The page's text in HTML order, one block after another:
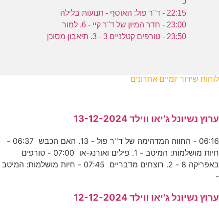
22:15 - ד''ר פול: האוסף - תנועות בלילה
23:00 - חדר המיון של ד''ר קיי - 6. למור
23:50 - טורפים קטלניים 3 - 3. תיאבון מסוכן
לוחות שידור יומיים אחרונים
ערוץ נשיונל ג'יאו ווילד 13-12-2024
06:16 - החווה המדהימה של ד''ר פול - 13. האם הכבש 06:37 -
חיות מושלמות: המיטב - 1. פילים ואורנג-או 07:00 - טורפים
באפריקה 8 - 2. רוצחים מדבריים 07:45 - חיות מושלמות: המיטב
-
ערוץ נשיונל ג'יאו ווילד 12-12-2024